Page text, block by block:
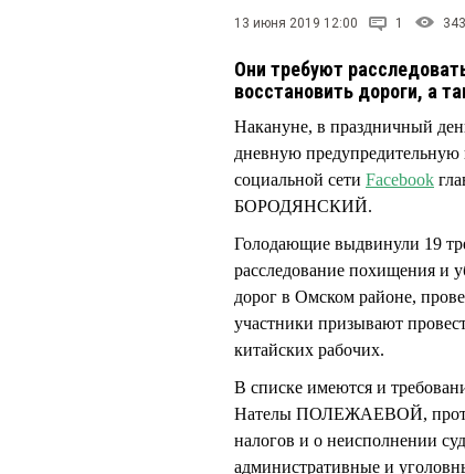
13 июня 2019 12:00 1
Они требуют
восстановить дороги, а
Накануне, в праздничный
дневную
социальной сети Facebook
БОРОДЯНСКИЙ.
Голодающие выдвинули 19
расследование похищения
дорог в Омском районе,
участники призывают
китайских рабочих.
В списке имеются и
Нателы ПОЛЕЖАЕВОЙ, против
налогов и о неисполнении
административные и